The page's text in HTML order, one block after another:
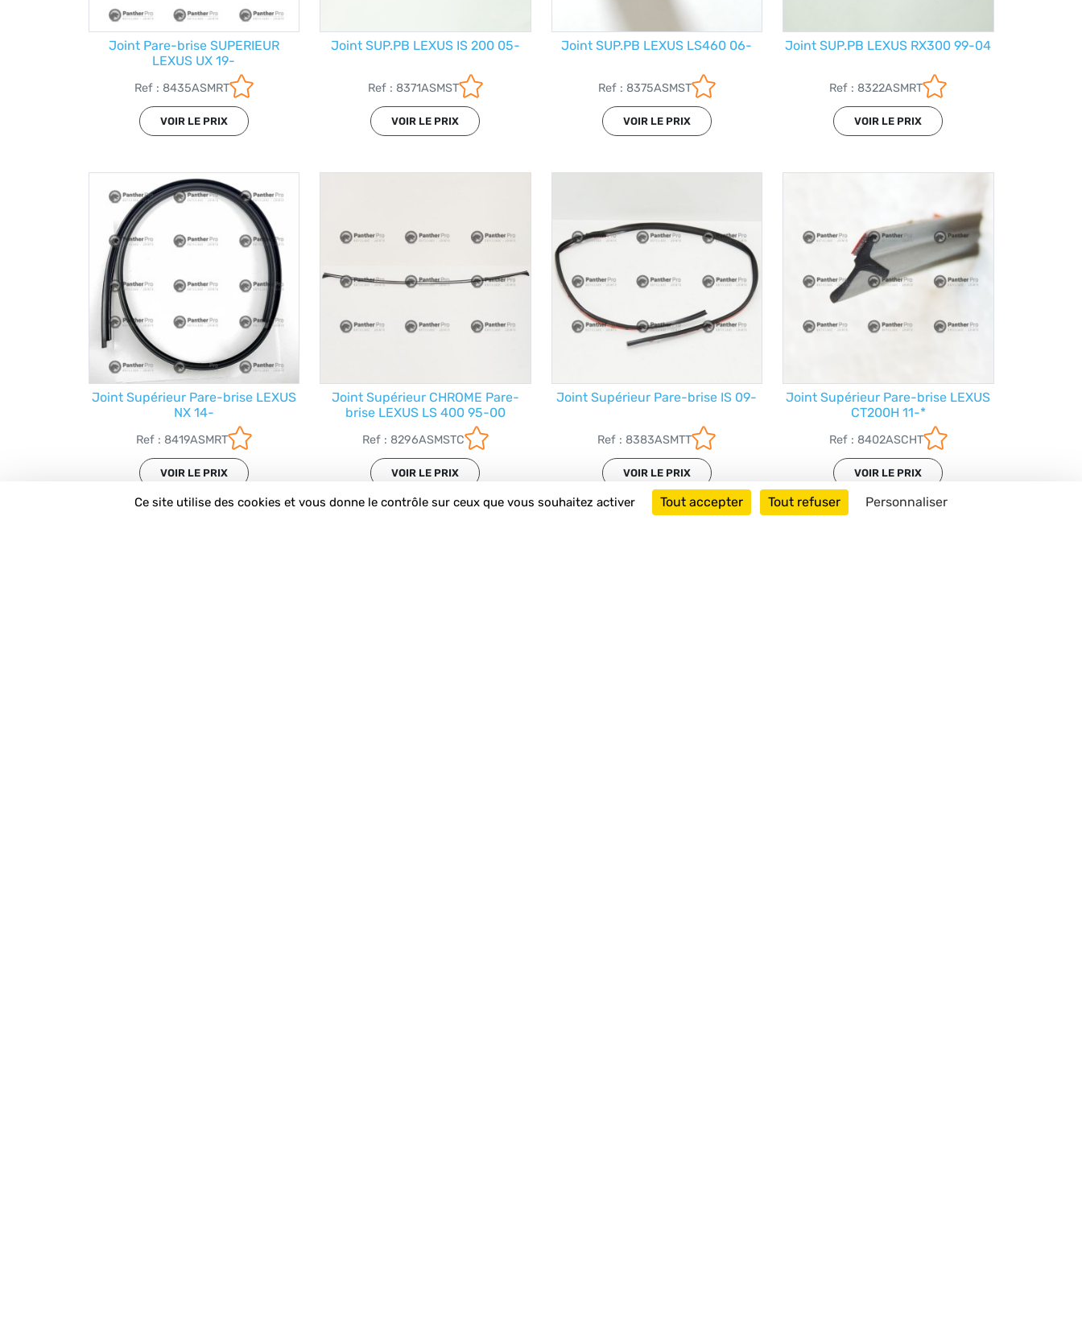
Joint Pare-brise SUPERIEUR
LEXUS UX 19-
Ref : 8435ASMRT
VOIR LE PRIX
Joint SUP.PB LEXUS IS 200 05-
Ref : 8371ASMST
VOIR LE PRIX
Joint SUP.PB LEXUS LS460 06-
Ref : 8375ASMST
VOIR LE PRIX
Joint SUP.PB LEXUS RX300 99-04
Ref : 8322ASMRT
VOIR LE PRIX
Joint Supérieur Pare-brise LEXUS
NX 14-
Ref : 8419ASMRT
VOIR LE PRIX
Joint Supérieur CHROME Pare-
brise LEXUS LS 400 95-00
Ref : 8296ASMSTC
VOIR LE PRIX
Joint Supérieur Pare-brise IS 09-
Ref : 8383ASMTT
VOIR LE PRIX
Joint Supérieur Pare-brise LEXUS
CT200H 11-*
Ref : 8402ASCHT
VOIR LE PRIX
Ce site utilise des cookies et vous donne le contrôle sur ceux que vous souhaitez activer Tout accepter Tout refuser Personnaliser